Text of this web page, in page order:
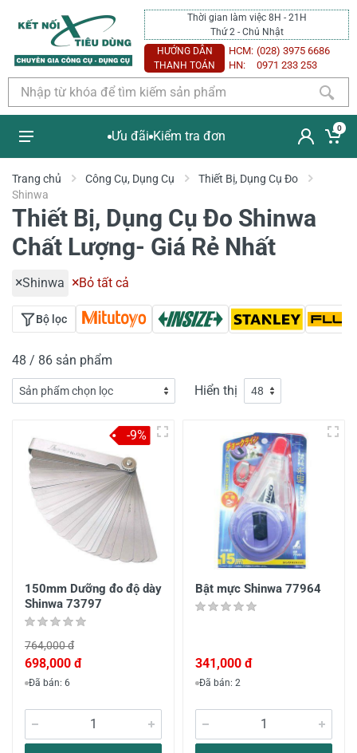
Thời gian làm việc 8H - 21H
Thứ 2 - Chủ Nhật
HƯỚNG DẪN
THANH TOÁN
HCM: (028) 3975 6686
HN:
0971 233 253
Ưu đãi Kiểm tra đơn
0
Trang chủ Công Cụ, Dụng Cụ
Thiết Bị, Dụng Cụ Đo
Shinwa
Thiết Bị, Dụng Cụ Đo Shinwa
Chất Lượng- Giá Rẻ Nhất
Shinwa Bỏ tất cả
Bộ lọc
48 / 86 sản phẩm
Hiển thị
150mm Dưỡng đo độ dày
Shinwa 73797
764,000 đ
698,000 đ
Đã bán: 6
-9%
Bật mực Shinwa 77964
341,000 đ
Đã bán: 2